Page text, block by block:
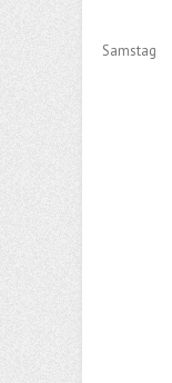
Samstag